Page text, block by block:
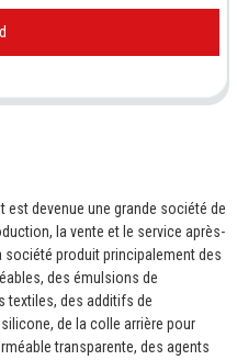
est devenue une grande société de
la vente et le service après-
société produit principalement des
des émulsions de
textiles, des additifs de
de la colle arrière pour
transparente, des agents